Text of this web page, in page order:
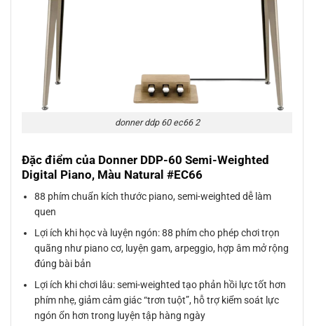
donner ddp 60 ec66 2
Đặc điểm của Donner DDP-60 Semi-Weighted
Digital Piano, Màu Natural #EC66
88 phím chuẩn kích thước piano, semi-weighted dễ làm
quen
Lợi ích khi học và luyện ngón: 88 phím cho phép chơi trọn
quãng như piano cơ, luyện gam, arpeggio, hợp âm mở rộng
đúng bài bản
Lợi ích khi chơi lâu: semi-weighted tạo phản hồi lực tốt hơn
phím nhẹ, giảm cảm giác “trơn tuột”, hỗ trợ kiểm soát lực
ngón ổn hơn trong luyện tập hàng ngày